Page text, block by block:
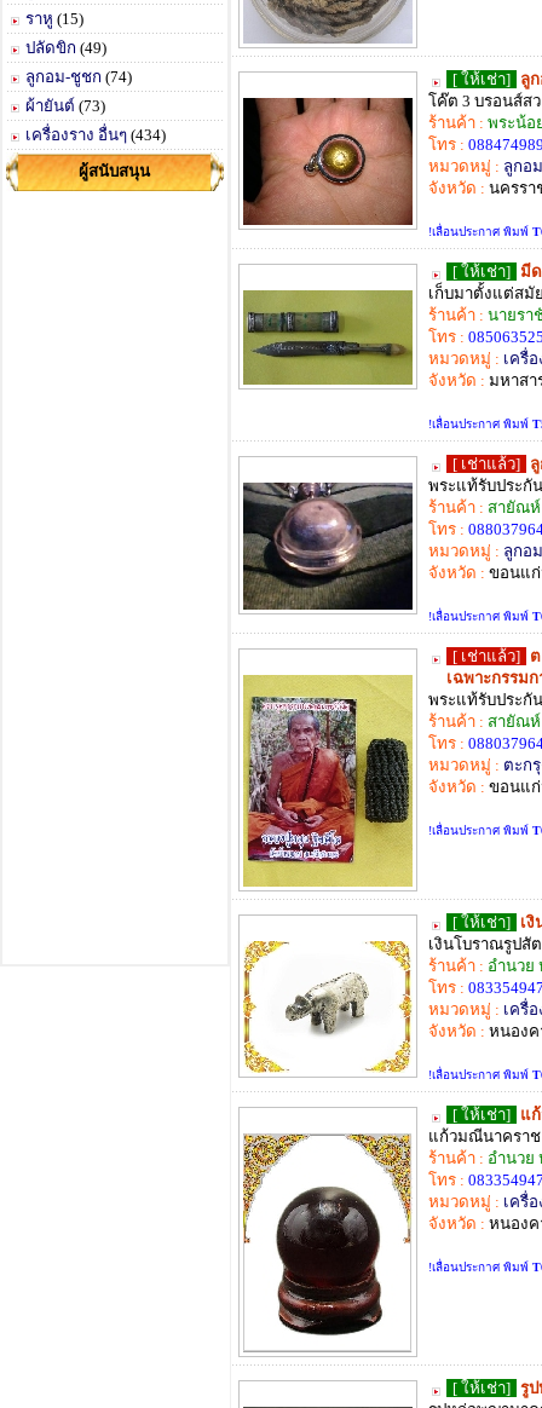
ราหู (15)
ปลัดขิก (49)
ลูกอม-ชูชก (74)
ผ้ายันต์ (73)
เครื่องราง อื่นๆ (434)
ผู้สนับสนุน
[ ให้เช่า] ลู
โค๊ต 3 บรอนส์ส
ร้านค้า : พระน้อ
โทร :
หมวดหมู่ : ลูกอ
จังหวัด : นครรา
!เลื่อนประกาศ พิมพ์
[ ให้เช่า] มี
เก็บมาตั้งแต่ส
ร้านค้า : นายรา
โทร :
หมวดหมู่ : เครื่
จังหวัด : มหาสา
!เลื่อนประกาศ พิมพ์
[ เช่าแล้ว]
พระแท้รับประกัน
ร้านค้า : สายัณห์
โทร :
หมวดหมู่ : ลูกอ
จังหวัด : ขอนแ
!เลื่อนประกาศ พิมพ์
[ เช่าแล้ว]
เฉพาะกรรมก
พระแท้รับประกัน
ร้านค้า : สายัณห์
โทร :
หมวดหมู่ : ตะก
จังหวัด : ขอนแ
!เลื่อนประกาศ พิมพ์
[ ให้เช่า] เ
เงินโบราณรูปสั
ร้านค้า : อำนวย
โทร :
หมวดหมู่ : เครื่
จังหวัด : หนองค
!เลื่อนประกาศ พิมพ์
[ ให้เช่า] แ
แก้วมณีนาครา
ร้านค้า : อำนวย
โทร :
หมวดหมู่ : เครื่
จังหวัด : หนองค
!เลื่อนประกาศ พิมพ์
[ ให้เช่า] รู